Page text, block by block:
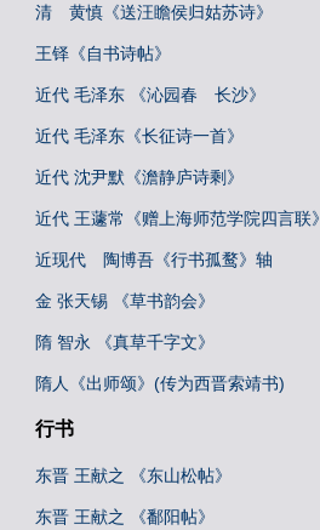
清 黄慎《送汪瞻侯归姑苏诗》
王铎《自书诗帖》
近代 毛泽东 《沁园春 长沙》
近代 毛泽东《长征诗一首》
近代 沈尹默《澹静庐诗剩》
近代 王蘧常《赠上海师范学院四言联》
近现代 陶博吾《行书孤鹜》轴
金 张天锡 《草书韵会》
隋 智永 《真草千字文》
隋人《出师颂》(传为西晋索靖书)
行书
东晋 王献之 《东山松帖》
东晋 王献之 《鄱阳帖》